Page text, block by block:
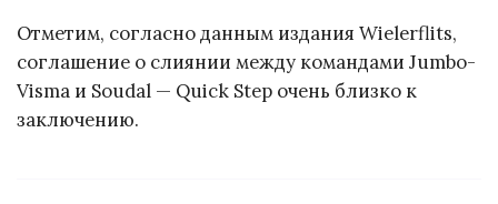
Отметим, согласно данным издания Wielerflits,
соглашение о слиянии между командами Jumbo-
Visma и Soudal — Quick Step очень близко к
заключению.